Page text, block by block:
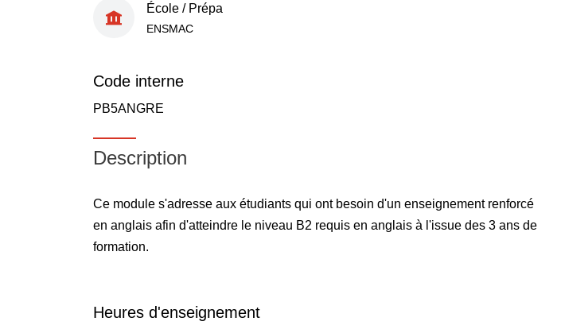
École / Prépa
ENSMAC
Code interne
PB5ANGRE
Description
Ce module s'adresse aux étudiants qui ont besoin d'un enseignement renforcé
en anglais afin d'atteindre le niveau B2 requis en anglais à l'issue des 3 ans de
formation.
Heures d'enseignement